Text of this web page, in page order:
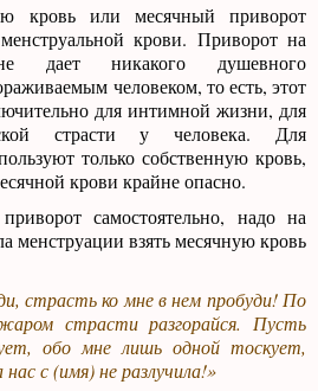
кровь или месячный приворот
крови. Приворот на
дает никакого душевного
человеком, то есть, этот
для интимной жизни, для
страсти у человека. Для
только собственную кровь,
крови крайне опасно.
самостоятельно, надо на
менструации взять месячную кровь
страсть ко мне в нем пробуди! По
страсти разгорайся. Пусть
обо мне лишь одной тоскует,
с (имя) не разлучила!»